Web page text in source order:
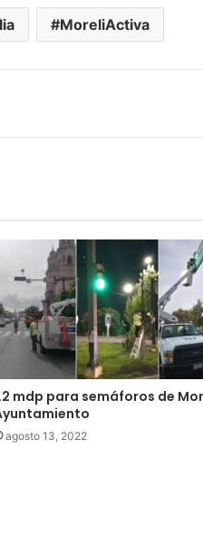
MoreliActiva
mdp para semáforos de
agosto 13, 2022